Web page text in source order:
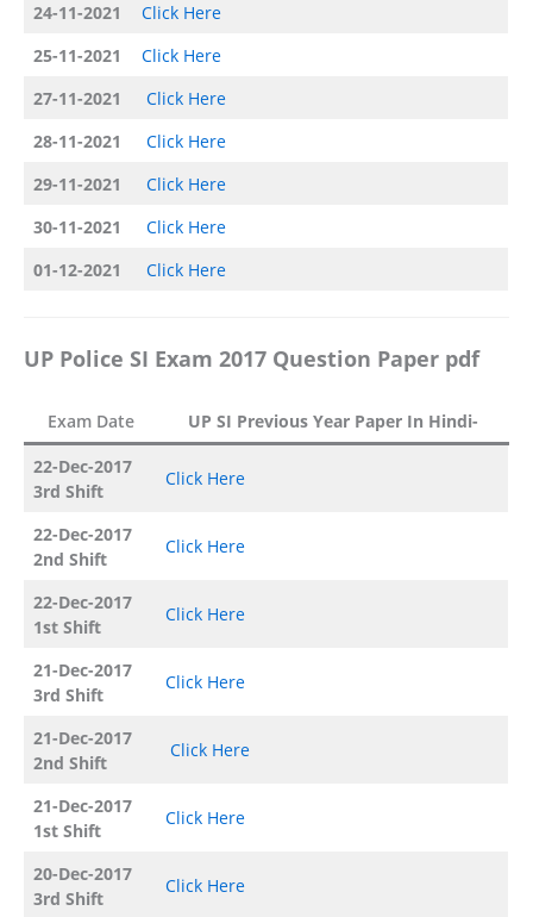
24-11-2021
Click Here
25-11-2021
Click Here
27-11-2021
Click Here
28-11-2021
Click Here
29-11-2021
Click Here
30-11-2021
Click Here
01-12-2021
Click Here
UP Police SI Exam 2017 Question Paper pdf
Exam Date
UP SI Previous Year Paper In Hindi-
22-Dec-2017
3rd Shift
Click Here
22-Dec-2017
2nd Shift
Click Here
22-Dec-2017
1st Shift
Click Here
21-Dec-2017
3rd Shift
Click Here
21-Dec-2017
2nd Shift
Click Here
21-Dec-2017
1st Shift
Click Here
20-Dec-2017
3rd Shift
Click Here